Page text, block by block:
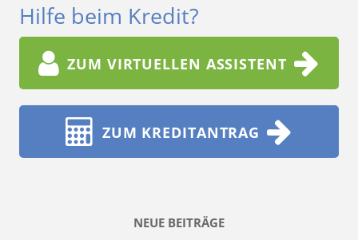
Hilfe beim Kredit?
ZUM VIRTUELLEN ASSISTENT
ZUM KREDITANTRAG
NEUE BEITRÄGE